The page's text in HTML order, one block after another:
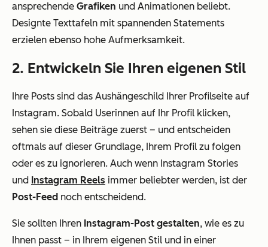
ansprechende Grafiken und Animationen beliebt.
Designte Texttafeln mit spannenden Statements
erzielen ebenso hohe Aufmerksamkeit.
2. Entwickeln Sie Ihren eigenen Stil
Ihre Posts sind das Aushängeschild Ihrer Profilseite auf
Instagram. Sobald Userinnen auf Ihr Profil klicken,
sehen sie diese Beiträge zuerst – und entscheiden
oftmals auf dieser Grundlage, Ihrem Profil zu folgen
oder es zu ignorieren. Auch wenn Instagram Stories
und Instagram Reels immer beliebter werden, ist der
Post-Feed noch entscheidend.
Sie sollten Ihren Instagram-Post gestalten, wie es zu
Ihnen passt – in Ihrem eigenen Stil und in einer